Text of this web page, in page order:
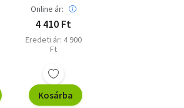
Online ár:
4 410 Ft
Eredeti ár: 4 900
Ft
Kosárba